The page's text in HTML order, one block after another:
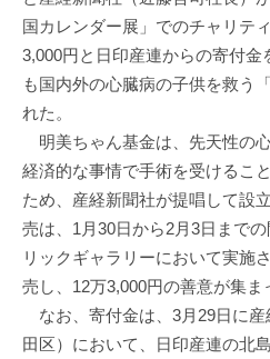
国カレンダー展」でのチャリテ
3,000円と日印産連からの寄付
も国内外の心臓病の子供を救う
れた。
明美ちゃん基金は、先天性の
経済的な事情で手術を受けるこ
ため、産経新聞社が提唱して設
売は、1月30日から2月3日まで
リックギャラリーにおいて実施
売し、12万3,000円の善意が集ま
なお、寄付金は、3月29日に
田区）において、日印産連の北